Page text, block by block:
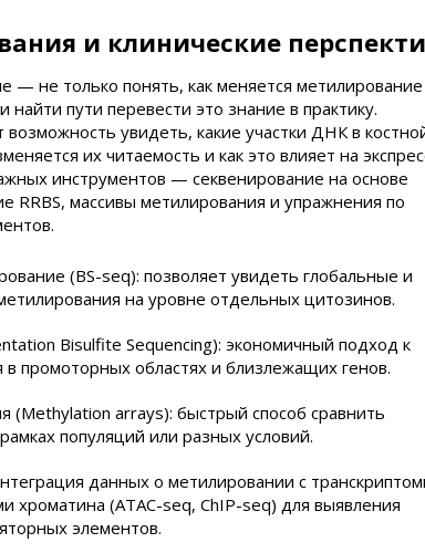
и клинические
— не только понять, как меняется метилирование
найти пути перевести это знание в практику.
увидеть, какие участки ДНК в
их читаемость и как это влияет на
инструментов — секвенирование на основе
RRBS, массивы метилирования и упражнения по
(BS-seq): позволяет увидеть глобальные и
на уровне отдельных цитозинов.
Bisulfite Sequencing): экономичный подход к
промоторных областях и близлежащих генов.
(Methylation arrays): быстрый способ сравнить
популяций или разных условий.
данных о метилировании с
хроматина (ATAC-seq, ChIP-seq) для выявления
элементов.